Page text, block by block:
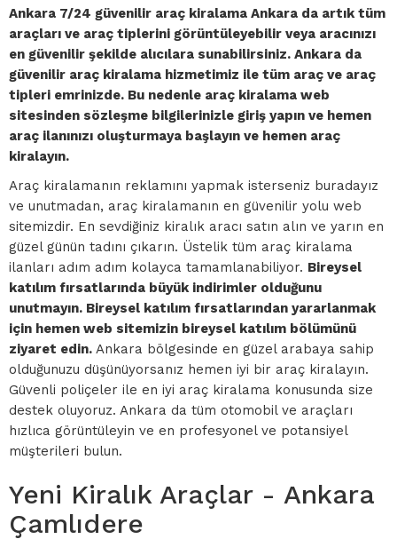
Ankara 7/24 güvenilir araç kiralama Ankara da artık tüm
araçları ve araç tiplerini görüntüleyebilir veya aracınızı
en güvenilir şekilde alıcılara sunabilirsiniz. Ankara da
güvenilir araç kiralama hizmetimiz ile tüm araç ve araç
tipleri emrinizde. Bu nedenle araç kiralama web
sitesinden sözleşme bilgilerinizle giriş yapın ve hemen
araç ilanınızı oluşturmaya başlayın ve hemen araç
kiralayın.
Araç kiralamanın reklamını yapmak isterseniz buradayız
ve unutmadan, araç kiralamanın en güvenilir yolu web
sitemizdir. En sevdiğiniz kiralık aracı satın alın ve yarın en
güzel günün tadını çıkarın. Üstelik tüm araç kiralama
ilanları adım adım kolayca tamamlanabiliyor. Bireysel
katılım fırsatlarında büyük indirimler olduğunu
unutmayın. Bireysel katılım fırsatlarından yararlanmak
için hemen web sitemizin bireysel katılım bölümünü
ziyaret edin. Ankara bölgesinde en güzel arabaya sahip
olduğunuzu düşünüyorsanız hemen iyi bir araç kiralayın.
Güvenli poliçeler ile en iyi araç kiralama konusunda size
destek oluyoruz. Ankara da tüm otomobil ve araçları
hızlıca görüntüleyin ve en profesyonel ve potansiyel
müşterileri bulun.
Yeni Kiralık Araçlar - Ankara
Çamlıdere